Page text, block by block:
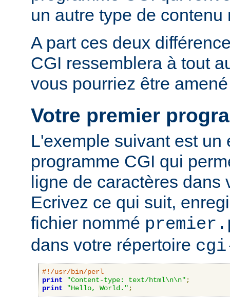
un autre type de contenu
A part ces deux
CGI ressemblera à tout
vous pourriez être
Votre premier
L'exemple suivant est un
programme CGI qui
ligne de caractères dans
Ecrivez ce qui suit,
fichier nommé
dans votre répertoire
#!/usr/bin/perl
print
"Content-type: text/html\n\n" ;
print
"Hello, World." ;